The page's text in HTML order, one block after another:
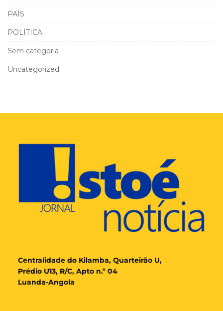
PAÍS
POLÍTICA
Sem categoria
Uncategorized
Centralidade do Kilamba, Quarteirão U,
Prédio U13, R/C, Apto n.º 04
Luanda-Angola